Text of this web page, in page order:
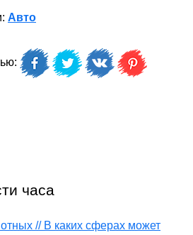
Авто
часа
// В каких сферах может